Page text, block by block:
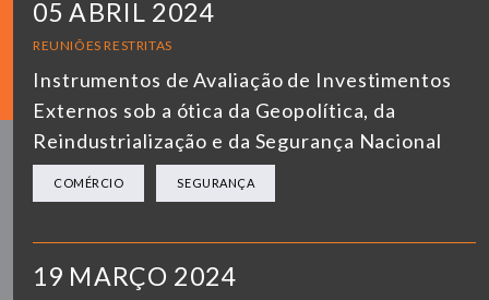
05 ABRIL 2024
REUNIÕES RESTRITAS
Instrumentos de Avaliação de Investimentos
Externos sob a ótica da Geopolítica, da
Reindustrialização e da Segurança Nacional
COMÉRCIO SEGURANÇA
19 MARÇO 2024